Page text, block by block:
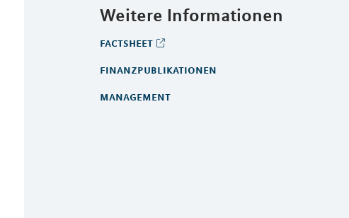
Weitere Informationen
factsheet
finanzpublikationen
management